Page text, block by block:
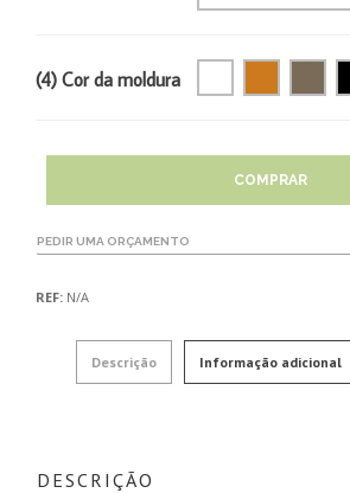
(4) Cor da moldura
COMPRAR
PEDIR UMA ORÇAMENTO
REF: N/A
Descrição Informação adicional
DESCRIÇÃO